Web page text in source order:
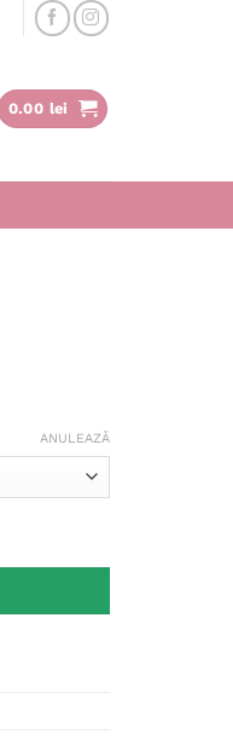
0.00 lei
ANULEAZĂ